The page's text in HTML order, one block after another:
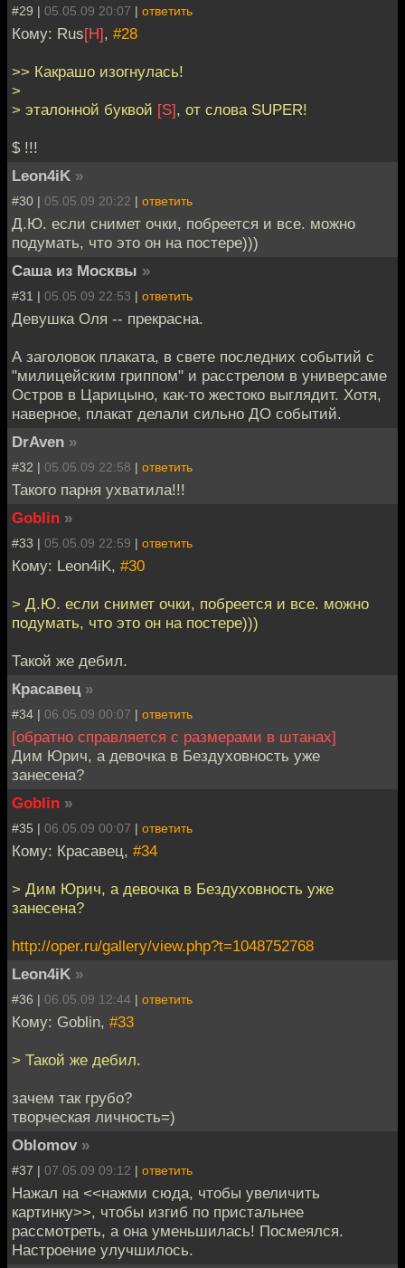
#29 | 05.05.09 20:07 | ответить
Кому: Rus[H], #28
>> Какрашо изогнулась!
>
> эталонной буквой [S], от слова SUPER!
$ !!!
Leon4iK »
#30 | 05.05.09 20:22 | ответить
Д.Ю. если снимет очки, побреется и все. можно
подумать, что это он на постере)))
Саша из Москвы »
#31 | 05.05.09 22:53 | ответить
Девушка Оля -- прекрасна.
А заголовок плаката, в свете последних событий с
"милицейским гриппом" и расстрелом в универсаме
Остров в Царицыно, как-то жестоко выглядит. Хотя,
наверное, плакат делали сильно ДО событий.
DrAven »
#32 | 05.05.09 22:58 | ответить
Такого парня ухватила!!!
Goblin »
#33 | 05.05.09 22:59 | ответить
Кому: Leon4iK, #30
> Д.Ю. если снимет очки, побреется и все. можно
подумать, что это он на постере)))
Такой же дебил.
Красавец »
#34 | 06.05.09 00:07 | ответить
[обратно справляется с размерами в штанах]
Дим Юрич, а девочка в Бездуховность уже
занесена?
Goblin »
#35 | 06.05.09 00:07 | ответить
Кому: Красавец, #34
> Дим Юрич, а девочка в Бездуховность уже
занесена?
http://oper.ru/gallery/view.php?t=1048752768
Leon4iK »
#36 | 06.05.09 12:44 | ответить
Кому: Goblin, #33
> Такой же дебил.
зачем так грубо?
творческая личность=)
Oblomov »
#37 | 07.05.09 09:12 | ответить
Нажал на <<нажми сюда, чтобы увеличить
картинку>>, чтобы изгиб по пристальнее
рассмотреть, а она уменьшилась! Посмеялся.
Настроение улучшилось.